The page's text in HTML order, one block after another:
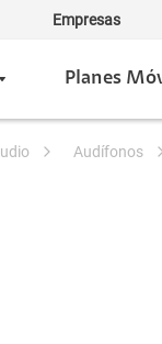
Empresas
Planes
audio audífonos